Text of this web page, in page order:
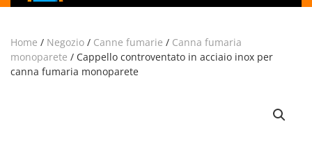
Home / Negozio / Canne fumarie / Canna fumaria
monoparete / Cappello controventato in acciaio inox per
canna fumaria monoparete